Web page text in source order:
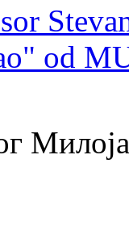
od
Милоја